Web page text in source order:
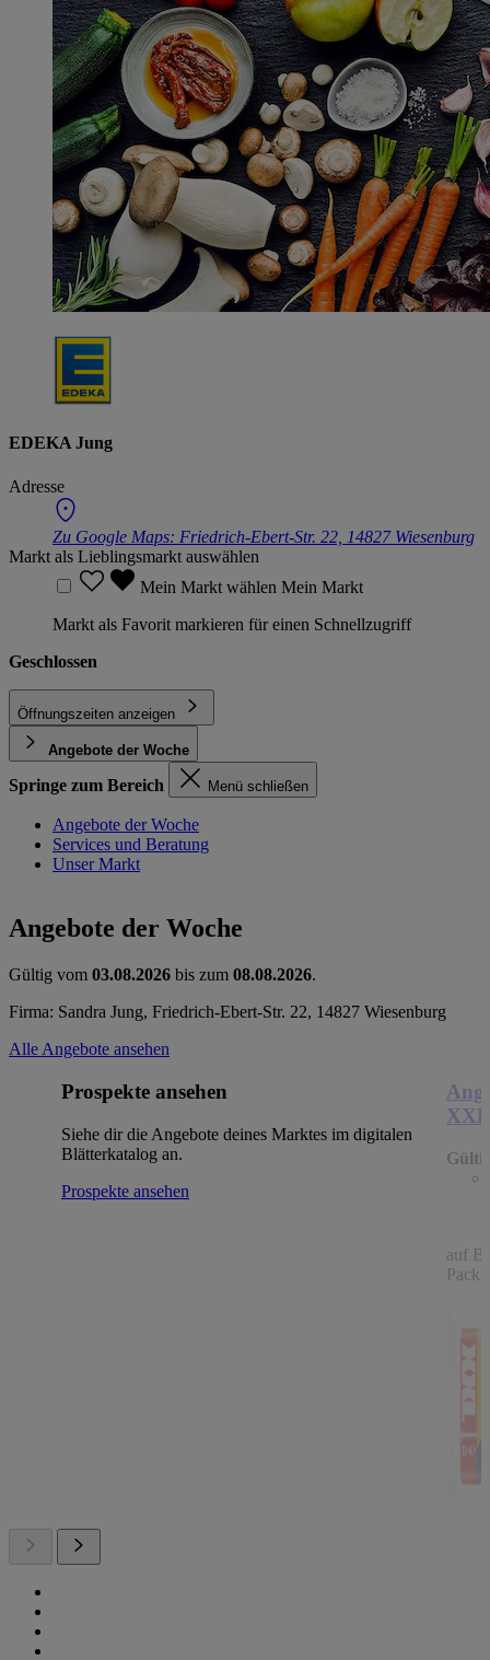
EDEKA Jung
Adresse
Zu Google Maps: Friedrich-Ebert-Str. 22, 14827 Wiesenburg
Markt als Lieblingsmarkt auswählen
Mein Markt wählen Mein Markt
Markt als Favorit markieren für einen Schnellzugriff
Geschlossen
Öffnungszeiten anzeigen
Angebote der Woche
Springe zum Bereich Menü schließen
Angebote der Woche
Services und Beratung
Unser Markt
Angebote der Woche
Gültig vom 03.08.2026 bis zum 08.08.2026.
Firma: Sandra Jung, Friedrich-Ebert-Str. 22, 14827 Wiesenburg
Alle Angebote ansehen
Prospekte ansehen
Siehe dir die Angebote deines Marktes im digitalen
Blätterkatalog an.
Prospekte ansehen
XXL
auf